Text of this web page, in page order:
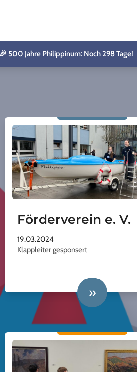
🎉 500 Jahre Philippinum: Noch 298 Tage!
Förderverein e. V.
19.03.2024
Klappleiter gesponsert
»